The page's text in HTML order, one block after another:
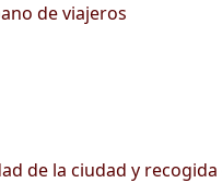
de viajeros
de la ciudad y